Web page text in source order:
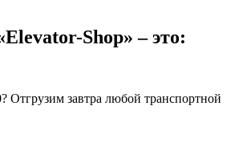
Shop» – это:
Отгрузим завтра любой транспортной